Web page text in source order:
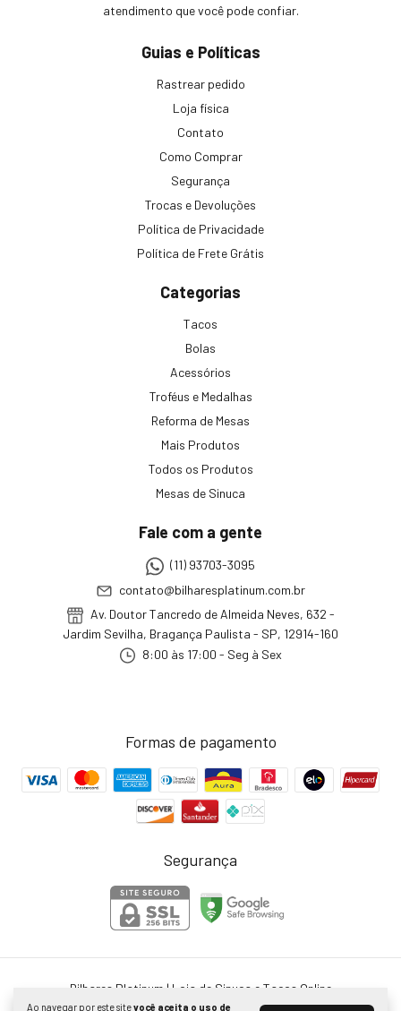
Ao navegar por este sitevocê aceita o uso de
atendimento que você pode confiar.
Guias e Políticas
Rastrear pedido
Loja física
Contato
Como Comprar
Segurança
Trocas e Devoluções
Política de Privacidade
Política de Frete Grátis
Categorias
Tacos
Bolas
Acessórios
Troféus e Medalhas
Reforma de Mesas
Mais Produtos
Todos os Produtos
Mesas de Sinuca
Fale com a gente
(11) 93703-3095
contato@bilharesplatinum.com.br
Av. Doutor Tancredo de Almeida Neves, 632 -
Jardim Sevilha, Bragança Paulista - SP, 12914-160
8:00 às 17:00 - Seg à Sex
Formas de pagamento
Segurança
Bilhares Platinum | Loja de Sinuca e Tacos Online
©2026. Bilhares Platinum - 28024316000132. Todos os direitos reservados.